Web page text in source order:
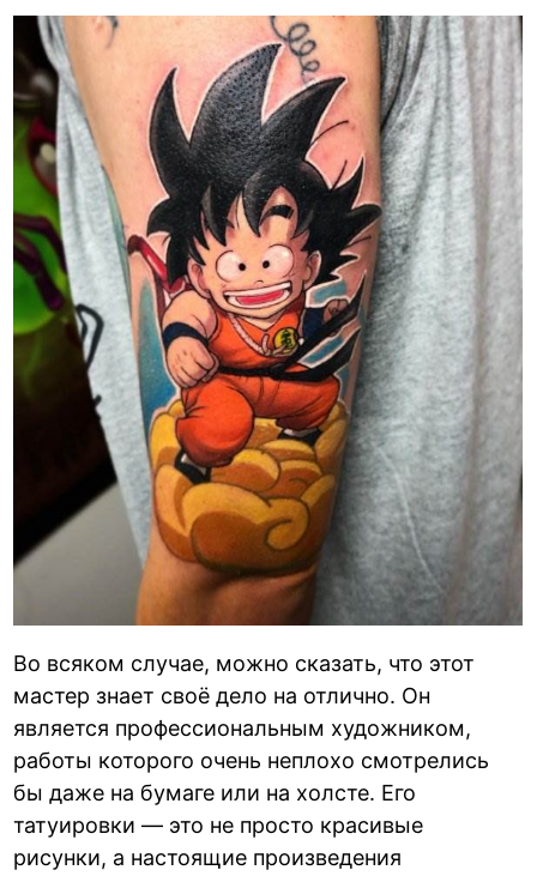
Во всяком случае, можно сказать, что этот
мастер знает своё дело на отлично. Он
является профессиональным художником,
работы которого очень неплохо смотрелись
бы даже на бумаге или на холсте. Его
татуировки — это не просто красивые
рисунки, а настоящие произведения